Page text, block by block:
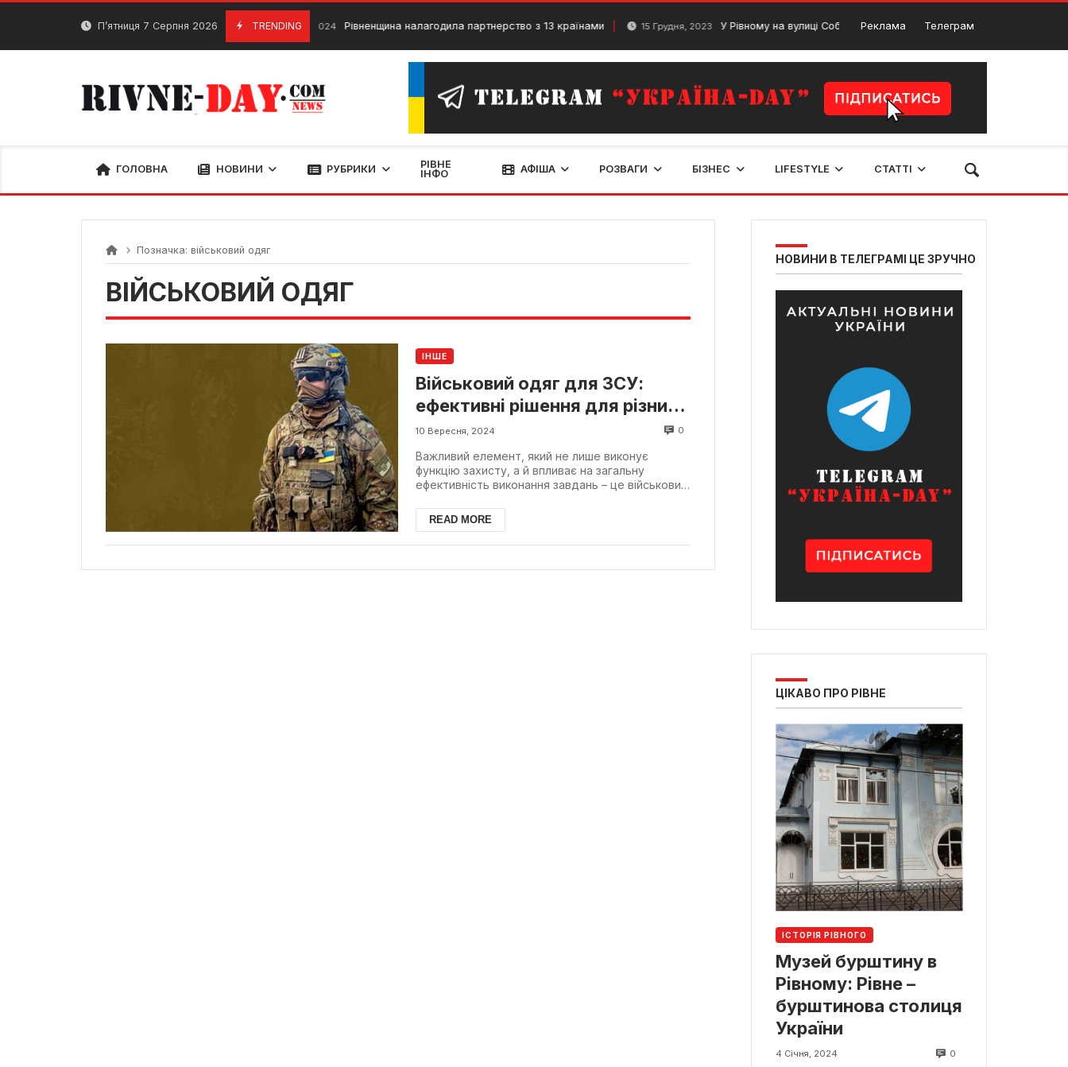
Skip
П’ятниця 7 Серпня 2026 TRENDING
29 Березня, 2024 Рівненщина налагодила партнерство з 13 країнами 15 Грудня, 2023 У Рівному на вулиці Соборній утворилися затори через ДТП
Реклама Телеграм
ГОЛОВНА НОВИНИ РУБРИКИ
РІВНЕ
ІНФО
АФІША РОЗВАГИ БІЗНЕС LIFESTYLE СТАТТІ
Позначка: військовий одяг
ВІЙСЬКОВИЙ ОДЯГ
ІНШЕ
Військовий одяг для ЗСУ:
ефективні рішення для різних
завдань
10 Вересня, 2024 0
Важливий елемент, який не лише виконує
функцію захисту, а й впливає на загальну
ефективність виконання завдань – це військовий
READ MORE
НОВИНИ В ТЕЛЕГРАМІ ЦЕ ЗРУЧНО
ЦІКАВО ПРО РІВНЕ
ІСТОРІЯ РІВНОГО
Музей бурштину в
Рівному: Рівне –
бурштинова столиця
України
4 Січня, 2024 0